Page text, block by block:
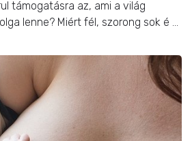
támogatásra az, ami a világ
lenne? Miért fél, szorong sok é ...